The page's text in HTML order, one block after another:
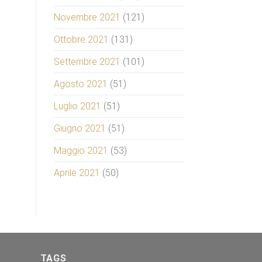
Novembre 2021 (121)
Ottobre 2021 (131)
Settembre 2021 (101)
Agosto 2021 (51)
Luglio 2021 (51)
Giugno 2021 (51)
Maggio 2021 (53)
Aprile 2021 (50)
TAGS